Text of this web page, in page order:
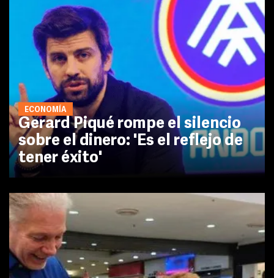
ECONOMÍA
Gerard Piqué rompe el silencio
sobre el dinero: 'Es el reflejo de
tener éxito'